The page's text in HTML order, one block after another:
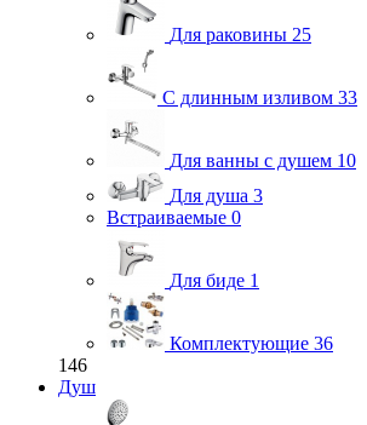
Для раковины 25
С длинным изливом 33
Для ванны с душем 10
Для душа 3
Встраиваемые 0
Для биде 1
Комплектующие 36
146
Душ